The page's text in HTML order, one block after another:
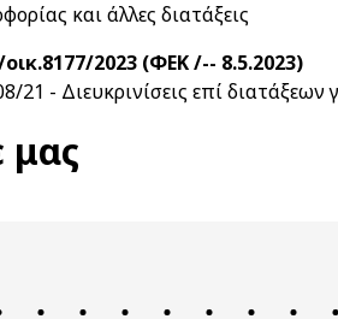
και άλλες διατάξεις
2023 (ΦΕΚ /-- 8.5.2023)
21 - Διευκρινίσεις επί
μας